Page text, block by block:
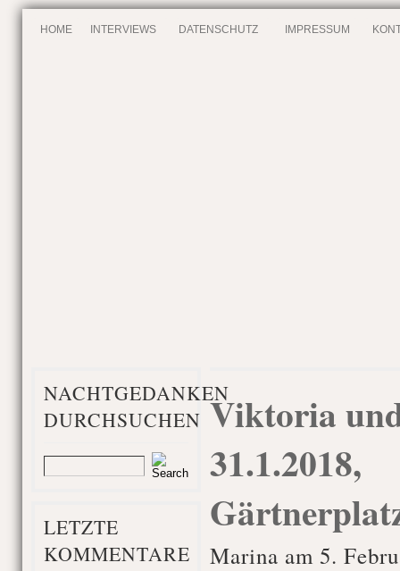
HOME INTERVIEWS DATENSCHUTZ IMPRESSUM
NACHTGEDANKEN
DURCHSUCHEN
LETZTE
KOMMENTARE
Viktoria
31.1.2018,
Marina am 5.